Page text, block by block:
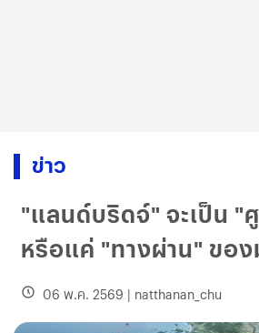
ข่าว
"แลนด์บริดจ์" จะเป็น "
หรือแค่ "ทางผ่าน" ของ
06 พ.ค. 2569 | natthanan_chu